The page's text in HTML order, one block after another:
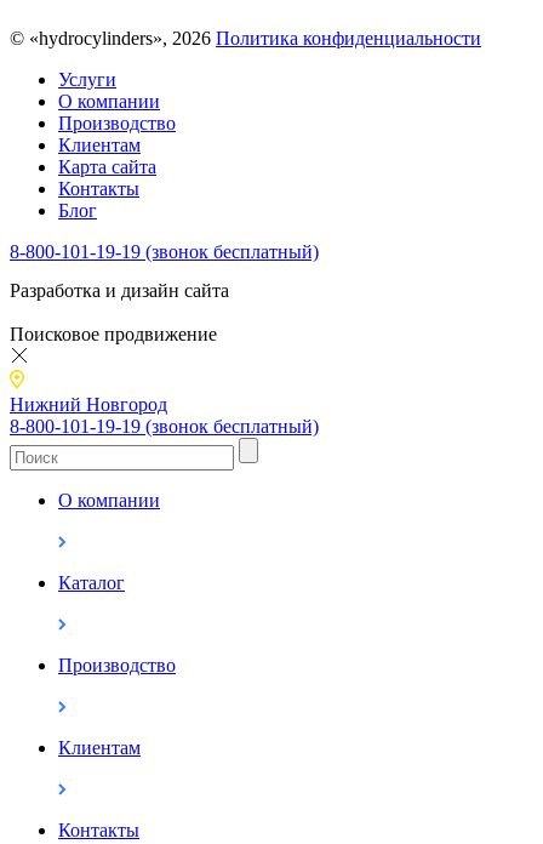
© «hydrocylinders», 2026 Политика конфиденциальности
Услуги
О компании
Производство
Клиентам
Карта сайта
Контакты
Блог
8-800-101-19-19 (звонок бесплатный)
Разработка и дизайн сайта
Поисковое продвижение
Нижний Новгород
8-800-101-19-19 (звонок бесплатный)
О компании
Каталог
Производство
Клиентам
Контакты